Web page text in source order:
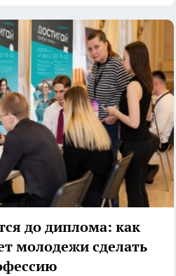
до диплома: как
молодежи сделать